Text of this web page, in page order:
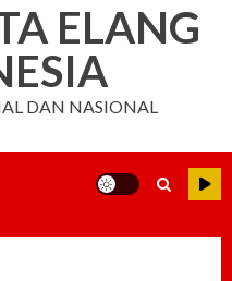
ELANG
DAN NASIONAL